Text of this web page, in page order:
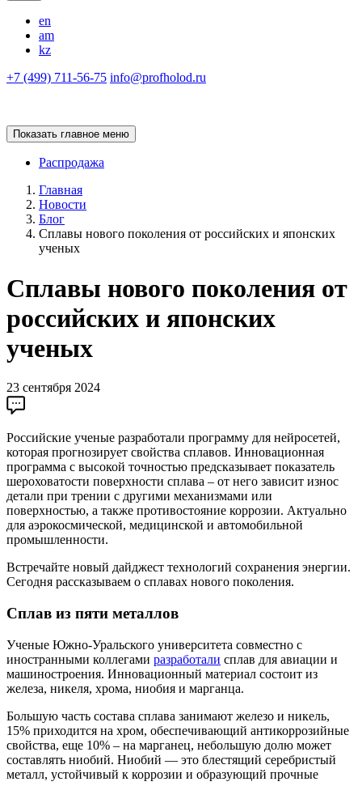
en
am
kz
+7 (499) 711-56-75 info@profholod.ru
Показать главное меню
Распродажа
Главная
Новости
Блог
Сплавы нового поколения от российских и японских
ученых
Сплавы нового поколения от
российских и японских
ученых
23 сентября 2024
Российские ученые разработали программу для нейросетей,
которая прогнозирует свойства сплавов. Инновационная
программа с высокой точностью предсказывает показатель
шероховатости поверхности сплава – от него зависит износ
детали при трении с другими механизмами или
поверхностью, а также противостояние коррозии. Актуально
для аэрокосмической, медицинской и автомобильной
промышленности.
Встречайте новый дайджест технологий сохранения энергии.
Сегодня рассказываем о сплавах нового поколения.
Сплав из пяти металлов
Ученые Южно-Уральского университета совместно с
иностранными коллегами разработали сплав для авиации и
машиностроения. Инновационный материал состоит из
железа, никеля, хрома, ниобия и марганца.
Большую часть состава сплава занимают железо и никель,
15% приходится на хром, обеспечивающий антикоррозийные
свойства, еще 10% – на марганец, небольшую долю может
составлять ниобий. Ниобий — это блестящий серебристый
металл, устойчивый к коррозии и образующий прочные